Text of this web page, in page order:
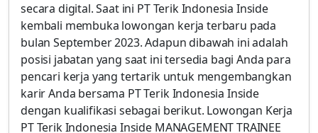
secara digital. Saat ini PT Terik Indonesia Inside
kembali membuka lowongan kerja terbaru pada
bulan September 2023. Adapun dibawah ini adalah
posisi jabatan yang saat ini tersedia bagi Anda para
pencari kerja yang tertarik untuk mengembangkan
karir Anda bersama PT Terik Indonesia Inside
dengan kualifikasi sebagai berikut. Lowongan Kerja
PT Terik Indonesia Inside MANAGEMENT TRAINEE